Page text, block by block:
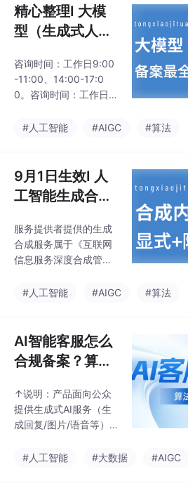
架构、训练框架。通过
复审的大模型，可以关
模型则不需完成大模型
备案但需完成大模型登
记。综合运用自然语言
图谱、大语言模型（LL
M）以及语音识别与合
成（ASR/TTS）等人工
类沟通方式，自动与用
「基于大模型」，要写
清楚用的
精心整理I 大模
型（生成式人工
最全指南
咨询时间：工作日9:00
-11:00、14:00-17:0
0。咨询时间：工作日9:
0。咨询时间：工作日9:
30-11:30、15:00-17:0
0。咨询时间：工作日9:
00-11:00、15:00-17:0
00-11:00、14:30-17:0
0。咨询时间：工作日9:
00-1
#人工智能 #AIGC #算法
9月1日生效I 人
工智能生成合成
+隐式）怎么添
加？
服务提供者提供的生成
合成服务属于《互联网
信息服务深度合成管理
情形的需要添加显式标
添加的，以文字、声
音、图形等方式呈现并
可以被用户明显感知到
人脸替换、人脸操控、
姿态操控等人物图像、
视频生成或者显著改变
务；哪些内容需要打内
#人工智能 #AIGC #算法
AI智能客服怎么
合规备案？算法
案怎么做？
↑说明：产品面向公众
提供生成式AI服务（生
成回复/图片/语音等）
三方大模型进行二开或
#人工智能 #大数据 #AIGC